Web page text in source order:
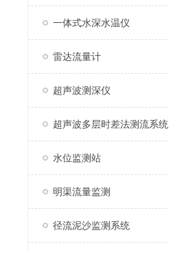
一体式水深水温仪
雷达流量计
超声波测深仪
超声波多层时差法测流系统
水位监测站
明渠流量监测
径流泥沙监测系统